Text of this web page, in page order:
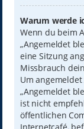
Warum werde
Wenn du beim
„Angemeldet
eine Sitzung
Missbrauch
Um
„Angemeldet
ist nicht
öffentlichen